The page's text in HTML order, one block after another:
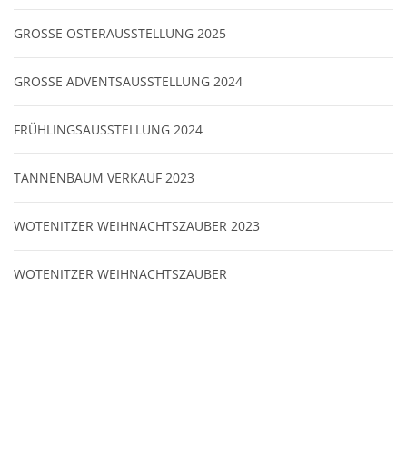
GROSSE OSTERAUSSTELLUNG 2025
GROSSE ADVENTSAUSSTELLUNG 2024
FRÜHLINGSAUSSTELLUNG 2024
TANNENBAUM VERKAUF 2023
WOTENITZER WEIHNACHTSZAUBER 2023
WOTENITZER WEIHNACHTSZAUBER